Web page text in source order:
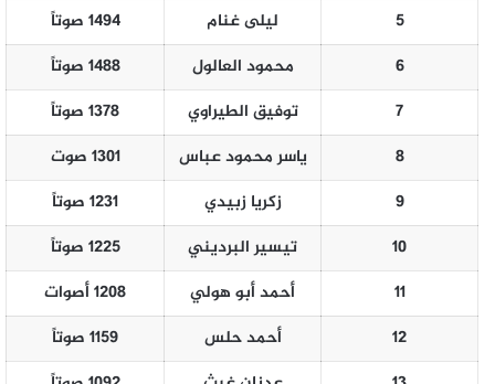
5
ليلى غنام
1494 صوتاً
6
محمود العالول
1488 صوتاً
7
توفيق الطيراوي
1378 صوتاً
8
ياسر محمود عباس
1301 صوت
9
زكريا زبيدي
1231 صوتاً
10
تيسير البرديني
1225 صوتاً
11
أحمد أبو هولي
1208 أصوات
12
أحمد حلس
1159 صوتاً